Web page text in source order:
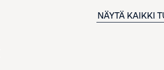
NÄYTÄ KAIKKI